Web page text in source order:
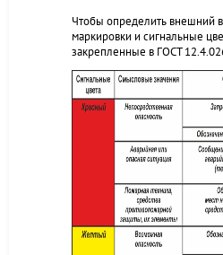
Чтобы определить внешний
маркировки и сигнальные
закрепленные в ГОСТ